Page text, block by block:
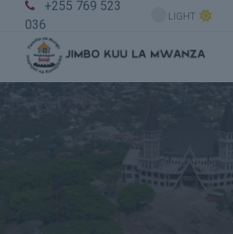
+255 769 523
036
LIGHT